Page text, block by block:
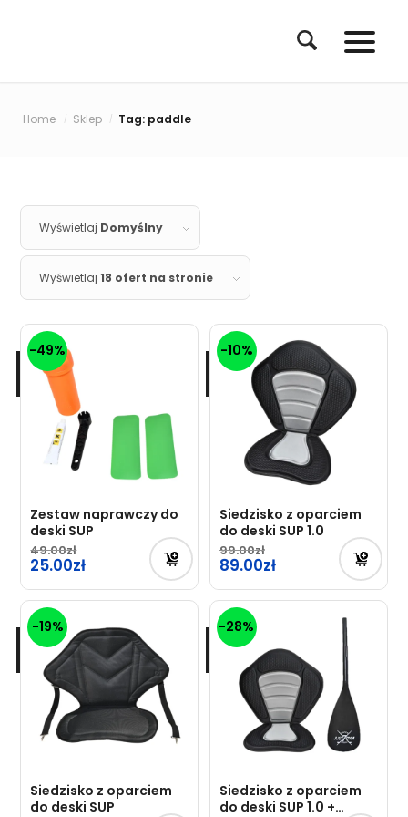
Home / Sklep / Tag: paddle
Wyświetlaj Domyślny
Wyświetlaj18 ofert na stronie
-49%
Zestaw naprawczy do
deski SUP
49.00
25.00
-10%
Siedzisko z oparciem
do deski SUP 1.0
99.00
Pierwotna
cena
wynosiła:
99.00zł.
89.00
Aktualna
cena
wynosi:
89.00zł.
-19%
Siedzisko z oparciem
do deski SUP
-28%
Siedzisko z oparciem
do deski SUP 1.0 +